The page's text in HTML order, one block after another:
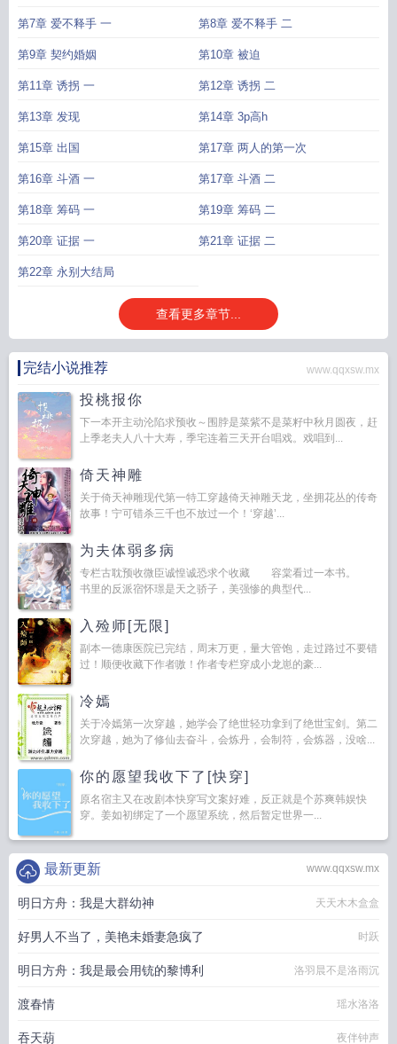
第7章 爱不释手 一 第8章 爱不释手 二
第9章 契约婚姻 第10章 被迫
第11章 诱拐 一 第12章 诱拐 二
第13章 发现 第14章 3p高h
第15章 出国 第17章 两人的第一次
第16章 斗酒 一 第17章 斗酒 二
第18章 筹码 一 第19章 筹码 二
第20章 证据 一 第21章 证据 二
第22章 永别大结局
查看更多章节...
完结小说推荐 www.qqxsw.mx
投桃报你
下一本开主动沦陷求预收～围脖是菜紫不是菜籽中秋月圆夜，赶
上季老夫人八十大寿，季宅连着三天开台唱戏。戏唱到...
倚天神雕
关于倚天神雕现代第一特工穿越倚天神雕天龙，坐拥花丛的传奇
故事！宁可错杀三千也不放过一个！‘穿越’...
为夫体弱多病
专栏古耽预收微臣诚惶诚恐求个收藏 容棠看过一本书。
书里的反派宿怀璟是天之骄子，美强惨的典型代...
入殓师[无限]
副本一德康医院已完结，周末万更，量大管饱，走过路过不要错
过！顺便收藏下作者嗷！作者专栏穿成小龙崽的豪...
冷嫣
关于冷嫣第一次穿越，她学会了绝世轻功拿到了绝世宝剑。第二
次穿越，她为了修仙去奋斗，会炼丹，会制符，会炼器，没啥...
你的愿望我收下了[快穿]
原名宿主又在改剧本快穿写文案好难，反正就是个苏爽韩娱快
穿。姜如初绑定了一个愿望系统，然后暂定世界一...
www.qqxsw.mx
最新更新
明日方舟：我是大群幼神 天天木木盒盒
好男人不当了，美艳未婚妻急疯了 时跃
明日方舟：我是最会用铳的黎博利 洛羽晨不是洛雨沉
渡春情 瑶水洛洛
吞天葫 夜伴钟声